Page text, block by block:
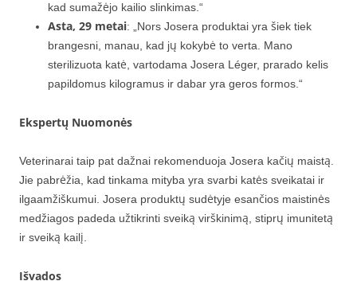
kad sumažėjo kailio slinkimas.“
Asta, 29 metai: „Nors Josera produktai yra šiek tiek
brangesni, manau, kad jų kokybė to verta. Mano
sterilizuota katė, vartodama Josera Léger, prarado kelis
papildomus kilogramus ir dabar yra geros formos.“
Ekspertų Nuomonės
Veterinarai taip pat dažnai rekomenduoja Josera kačių maistą.
Jie pabrėžia, kad tinkama mityba yra svarbi katės sveikatai ir
ilgaamžiškumui. Josera produktų sudėtyje esančios maistinės
medžiagos padeda užtikrinti sveiką virškinimą, stiprų imunitetą
ir sveiką kailį.
Išvados